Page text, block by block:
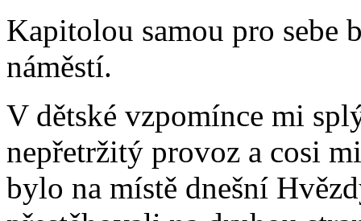
Kapitolou samou pro sebe
náměstí.
V dětské vzpomínce mi
nepřetržitý provoz a cosi
bylo na místě dnešní